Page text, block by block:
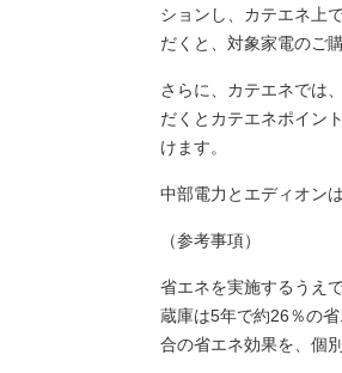
ションし、カテエネ上
だくと、対象家電のご
さらに、カテエネでは
だくとカテエネポイン
けます。
中部電力とエディオン
（参考事項）
省エネを実施するうえ
蔵庫は5年で約26％の
合の省エネ効果を、個